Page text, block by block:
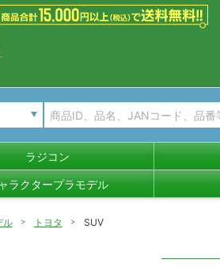
ラジコン
ラクタープラモデル
ル トヨタ SUV